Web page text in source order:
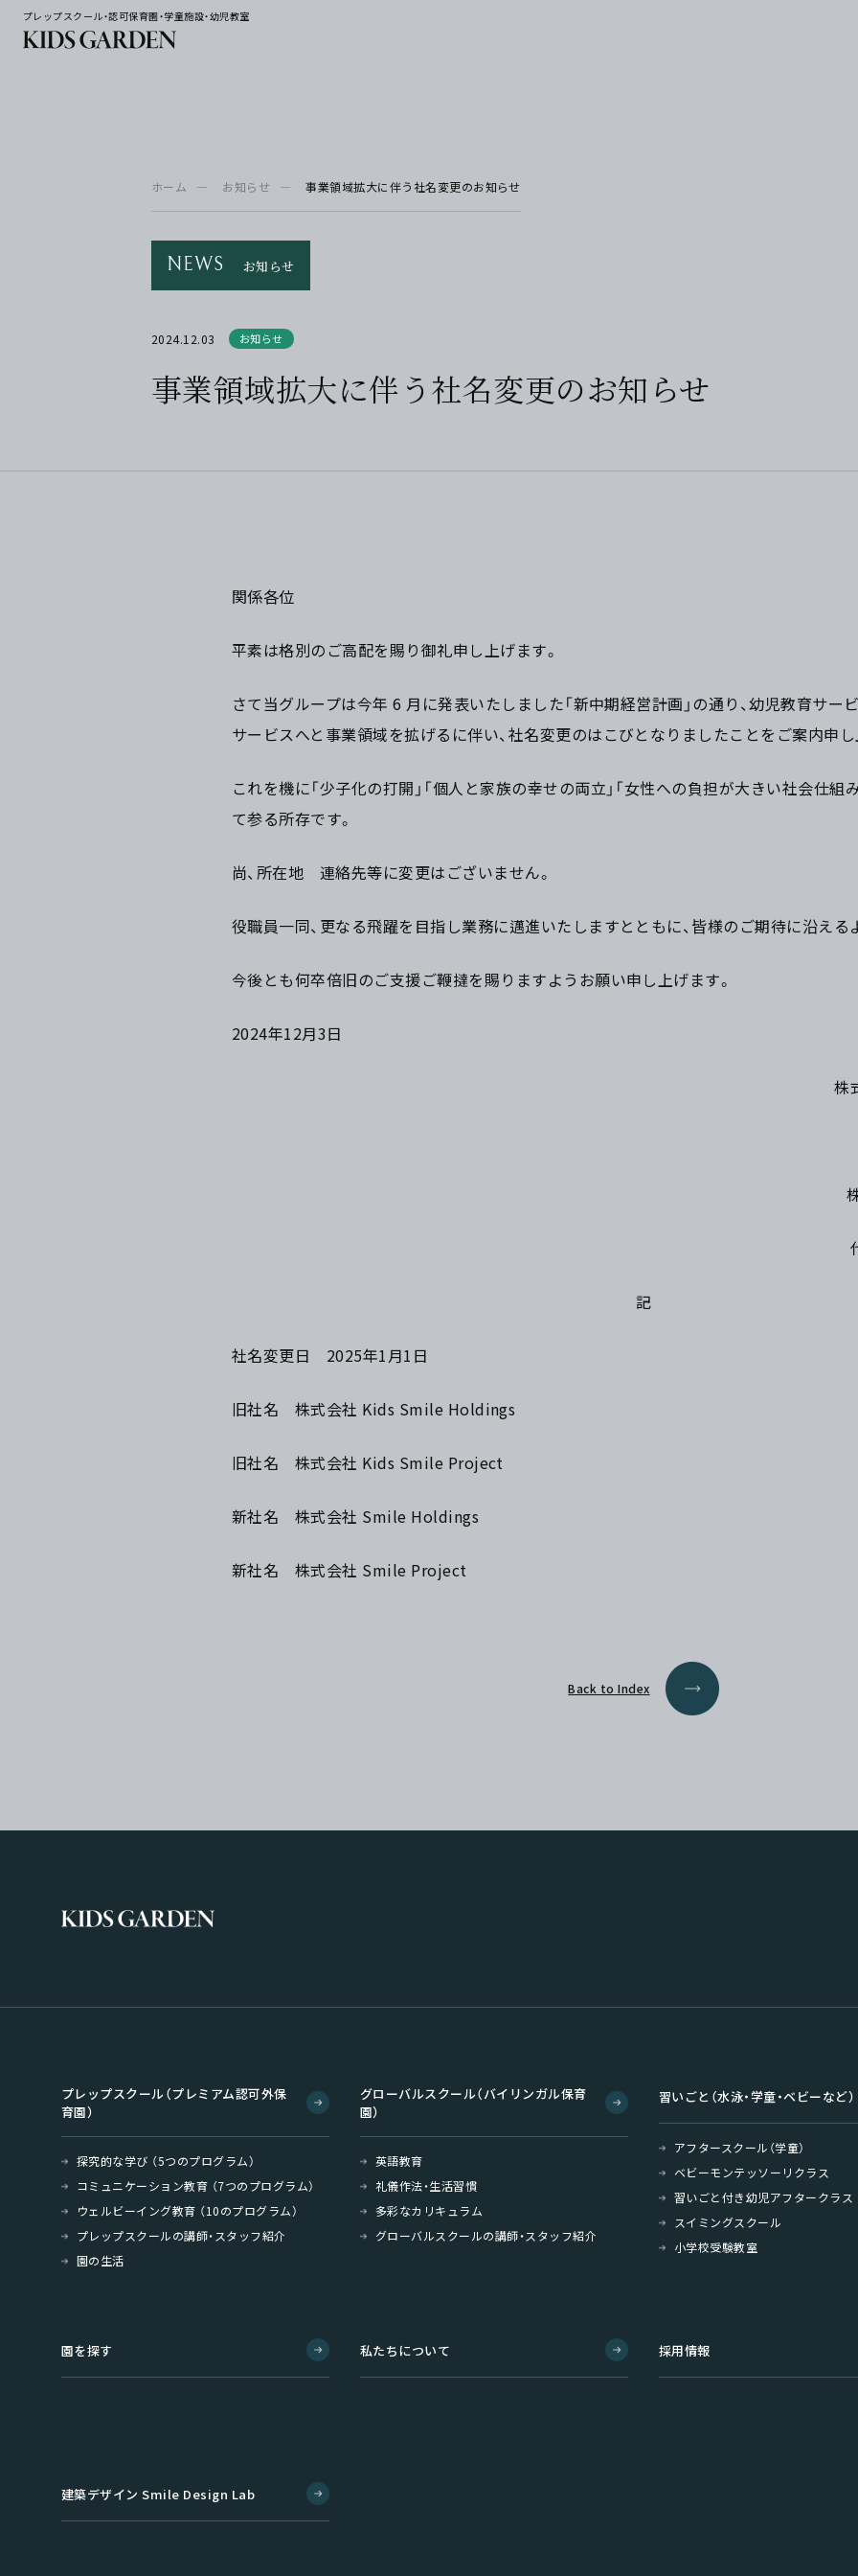
プレップスクール・認可保育園・学童施設・幼児教室
ホーム お知らせ 事業領域拡大に伴う社名変更のお知らせ
NEWS お知らせ
2024.12.03 お知らせ
事業領域拡大に伴う社名変更のお知らせ
関係各位
平素は格別のご高配を賜り御礼申し上げます。
さて当グループは今年 6 月に発表いたしました「新中期経営計画」の通り、幼児教育サ
サービスへと事業領域を拡げるに伴い、社名変更のはこびとなりましたことをご案内申
これを機に「少子化の打開」「個人と家族の幸せの両立」「女性への負担が大きい社会仕組
て参る所存です。
尚、所在地 連絡先等に変更はございません。
役職員一同、更なる飛躍を目指し業務に邁進いたしますとともに、皆様のご期待に沿え
今後とも何卒倍旧のご支援ご鞭撻を賜りますようお願い申し上げます。
2024年12月3日
株
記
社名変更日 2025年1月1日
旧社名 株式会社 Kids Smile Holdings
旧社名 株式会社 Kids Smile Project
新社名 株式会社 Smile Holdings
新社名 株式会社 Smile Project
Back to Index
プレップスクール（プレミアム認可外保
育園）
探究的な学び （5つのプログラム）
コミュニケーション教育 （7つのプログラム）
ウェルビーイング教育 （10のプログラム）
プレップスクールの講師・スタッフ紹介
園の生活
グローバルスクール（バイリンガル保育
園）
英語教育
礼儀作法・生活習慣
多彩なカリキュラム
グローバルスクールの講師・スタッフ紹介
習いごと（水泳・学童・ベビーなど）
アフタースクール（学童）
ベビーモンテッソーリクラス
習いごと付き幼児アフタークラス
スイミングスクール
小学校受験教室
園を探す 私たちについて 採用情報
建築デザイン Smile Design Lab